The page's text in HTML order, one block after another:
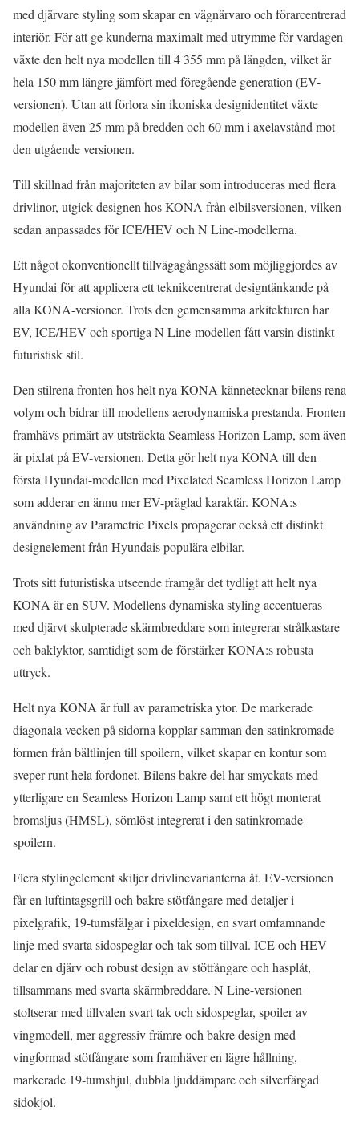
med djärvare styling som skapar en vägnärvaro och förarcentrerad
interiör. För att ge kunderna maximalt med utrymme för vardagen
växte den helt nya modellen till 4 355 mm på längden, vilket är
hela 150 mm längre jämfört med föregående generation (EV-
versionen). Utan att förlora sin ikoniska designidentitet växte
modellen även 25 mm på bredden och 60 mm i axelavstånd mot
den utgående versionen.
Till skillnad från majoriteten av bilar som introduceras med flera
drivlinor, utgick designen hos KONA från elbilsversionen, vilken
sedan anpassades för ICE/HEV och N Line-modellerna.
Ett något okonventionellt tillvägagångssätt som möjliggjordes av
Hyundai för att applicera ett teknikcentrerat designtänkande på
alla KONA-versioner. Trots den gemensamma arkitekturen har
EV, ICE/HEV och sportiga N Line-modellen fått varsin distinkt
futuristisk stil.
Den stilrena fronten hos helt nya KONA kännetecknar bilens rena
volym och bidrar till modellens aerodynamiska prestanda. Fronten
framhävs primärt av utsträckta Seamless Horizon Lamp, som även
är pixlat på EV-versionen. Detta gör helt nya KONA till den
första Hyundai-modellen med Pixelated Seamless Horizon Lamp
som adderar en ännu mer EV-präglad karaktär. KONA:s
användning av Parametric Pixels propagerar också ett distinkt
designelement från Hyundais populära elbilar.
Trots sitt futuristiska utseende framgår det tydligt att helt nya
KONA är en SUV. Modellens dynamiska styling accentueras
med djärvt skulpterade skärmbreddare som integrerar strålkastare
och baklyktor, samtidigt som de förstärker KONA:s robusta
uttryck.
Helt nya KONA är full av parametriska ytor. De markerade
diagonala vecken på sidorna kopplar samman den satinkromade
formen från bältlinjen till spoilern, vilket skapar en kontur som
sveper runt hela fordonet. Bilens bakre del har smyckats med
ytterligare en Seamless Horizon Lamp samt ett högt monterat
bromsljus (HMSL), sömlöst integrerat i den satinkromade
spoilern.
Flera stylingelement skiljer drivlinevarianterna åt. EV-versionen
får en luftintagsgrill och bakre stötfångare med detaljer i
pixelgrafik, 19-tumsfälgar i pixeldesign, en svart omfamnande
linje med svarta sidospeglar och tak som tillval. ICE och HEV
delar en djärv och robust design av stötfångare och hasplåt,
tillsammans med svarta skärmbreddare. N Line-versionen
stoltserar med tillvalen svart tak och sidospeglar, spoiler av
vingmodell, mer aggressiv främre och bakre design med
vingformad stötfångare som framhäver en lägre hållning,
markerade 19-tumshjul, dubbla ljuddämpare och silverfärgad
sidokjol.